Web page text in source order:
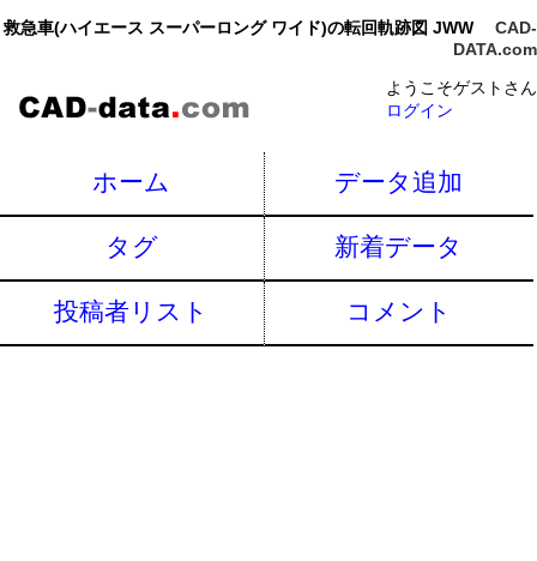
救急車(ハイエース スーパーロング ワイド)の転回軌跡図 JWW
CAD-
DATA.com
ようこそゲストさん
ログイン
ホーム データ追加
タグ 新着データ
投稿者リスト コメント